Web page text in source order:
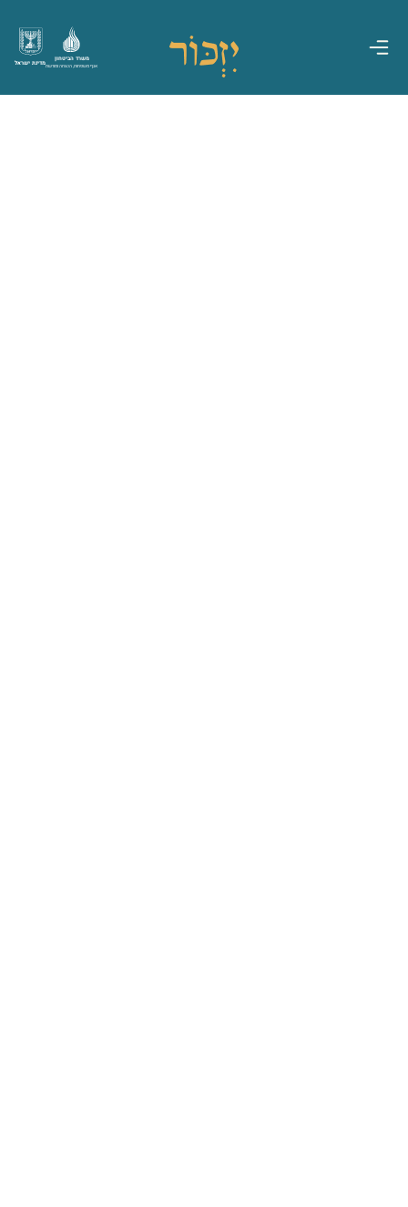
מדינת ישראל
משרד הביטחון
אגף משפחות, הנצחה ומורשת